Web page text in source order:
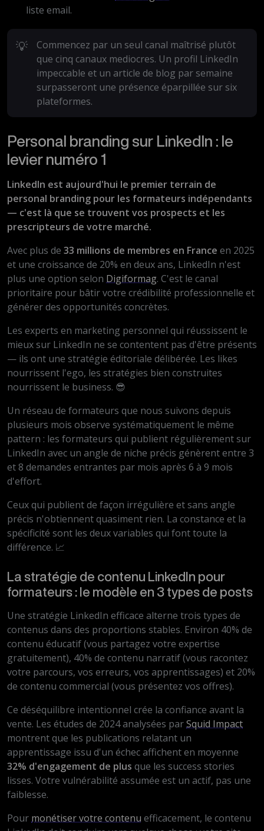
liste email.
💡
Commencez par un seul canal maîtrisé plutôt
que cinq canaux mediocres. Un profil LinkedIn
impeccable et un article de blog par semaine
surpasseront une présence éparpillée sur six
plateformes.
Personal branding sur LinkedIn : le
levier numéro 1
LinkedIn est aujourd'hui le premier terrain de
personal branding pour les formateurs indépendants
— c'est là que se trouvent vos prospects et les
prescripteurs de votre marché.
Avec plus de 33 millions de membres en France en 2025
et une croissance de 20% en deux ans, LinkedIn n'est
plus une option selon Digiformag. C'est le canal
prioritaire pour bâtir votre crédibilité professionnelle et
générer des opportunités concrètes.
Les experts en marketing personnel qui réussissent le
mieux sur LinkedIn ne se contentent pas d'être présents
— ils ont une stratégie éditoriale délibérée. Les likes
nourrissent l'ego, les stratégies bien construites
nourrissent le business. 😎
Un réseau de formateurs que nous suivons depuis
plusieurs mois observe systématiquement le même
pattern : les formateurs qui publient régulièrement sur
LinkedIn avec un angle de niche précis génèrent entre 3
et 8 demandes entrantes par mois après 6 à 9 mois
d'effort.
Ceux qui publient de façon irrégulière et sans angle
précis n'obtiennent quasiment rien. La constance et la
spécificité sont les deux variables qui font toute la
différence. 📈
La stratégie de contenu LinkedIn pour
formateurs : le modèle en 3 types de posts
Une stratégie LinkedIn efficace alterne trois types de
contenus dans des proportions stables. Environ 40% de
contenu éducatif (vous partagez votre expertise
gratuitement), 40% de contenu narratif (vous racontez
votre parcours, vos erreurs, vos apprentissages) et 20%
de contenu commercial (vous présentez vos offres).
Ce déséquilibre intentionnel crée la confiance avant la
vente. Les études de 2024 analysées parSquid Impact
montrent que les publications relatant un
apprentissage issu d'un échec affichent en moyenne
32% d'engagement de plus que les success stories
lisses. Votre vulnérabilité assumée est un actif, pas une
faiblesse.
Pour monétiser votre contenu efficacement, le contenu